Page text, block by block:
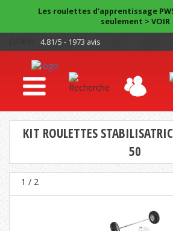
Les roulettes d'apprentissage
seulement > VOIR
4.81/5 - 1973 avis
KIT ROULETTES
50
1 / 2